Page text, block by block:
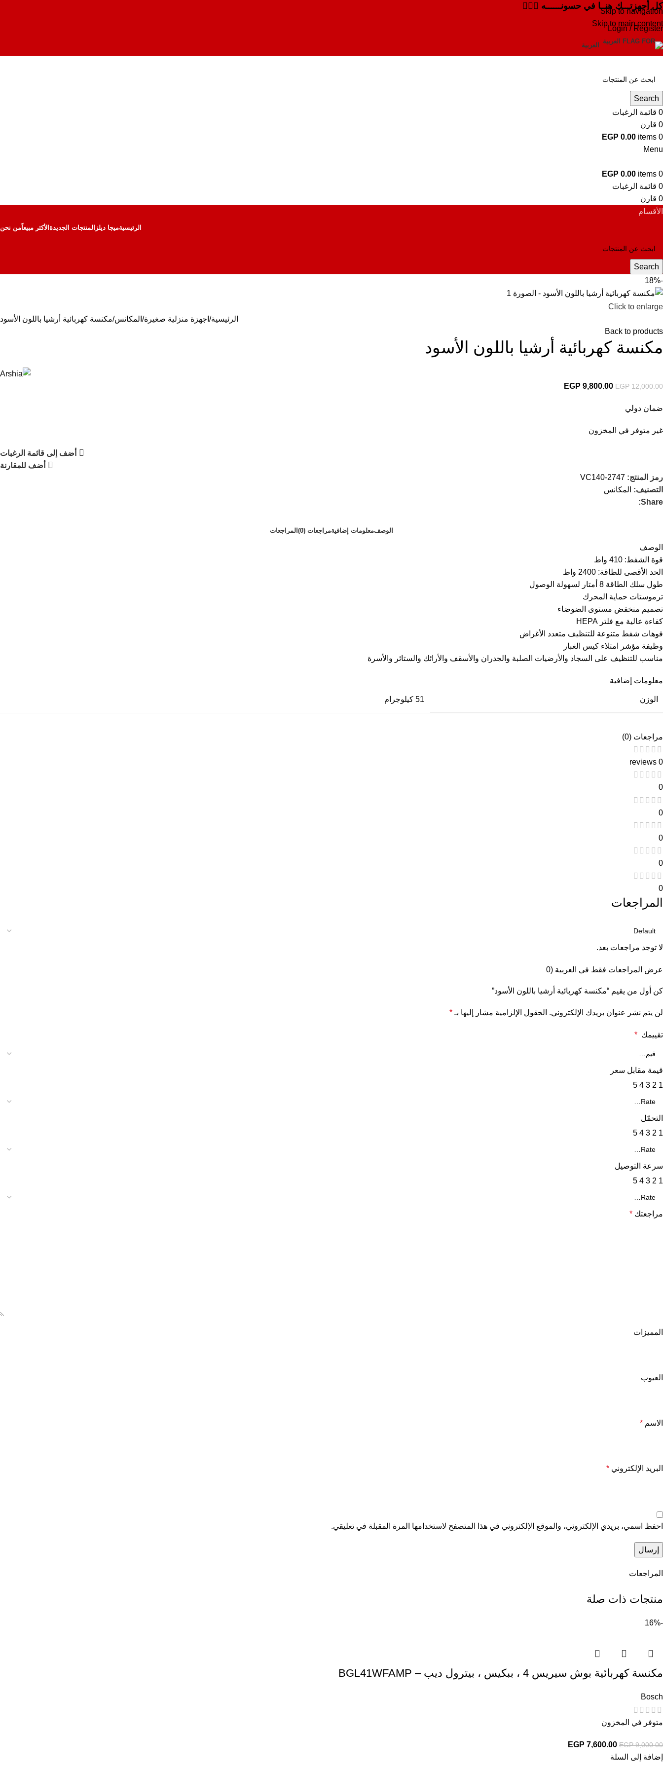
Skip to navigation
Skip to main content
كل أجهزتـــك هنــا في حسونــــــه ✌🏻✨
Login / Register
العربية
Search
0 قائمة الرغبات
0 قارن
0
items
EGP 0.00
Menu
0
items
EGP 0.00
0 قائمة الرغبات
0 قارن
الأقسام
الرئيسيةميجا ديلز المنتجات الجديدة الأكثر مبيعاًمن نحن
Search
-18%
Click to enlarge
الرئيسية اجهزة منزلية صغيرة المكانس مكنسة كهربائية أرشيا باللون الأسود
Back to products
مكنسة كهربائية أرشيا باللون الأسود
EGP12,000.00
EGP 9,800.00
ضمان دولي
غير متوفر في المخزون
أضف إلى قائمة الرغبات
أضف للمقارنة
رمز المنتج: VC140-2747
التصنيف: المكانس
Share:
الوصفمعلومات إضافيةمراجعات (0) المراجعات
الوصف
قوة الشفط: 410 واط
الحد الأقصى للطاقة: 2400 واط
طول سلك الطاقة 8 أمتار لسهولة الوصول
ترموستات حماية المحرك
تصميم منخفض مستوى الضوضاء
كفاءة عالية مع فلتر HEPA
فوهات شفط متنوعة للتنظيف متعدد الأغراض
وظيفة مؤشر امتلاء كيس الغبار
مناسب للتنظيف على السجاد والأرضيات الصلبة والجدران والأسقف والأرائك والستائر والأسرة
معلومات إضافية
الوزن 51 كيلوجرام
مراجعات (0)
0 reviews
0
0
0
0
0
المراجعات
لا توجد مراجعات بعد.
عرض المراجعات فقط في العربية (0
كن أول من يقيم “مكنسة كهربائية أرشيا باللون الأسود”
لن يتم نشر عنوان بريدك الإلكتروني. الحقول الإلزامية مشار إليها بـ *
تقييمك *
قيمة مقابل سعر
1
2
3
4
5
التحمّل
1
2
3
4
5
سرعة التوصيل
1
2
3
4
5
مراجعتك *
المميزات
العيوب
الاسم *
البريد الإلكتروني *
احفظ اسمي، بريدي الإلكتروني، والموقع الإلكتروني في هذا المتصفح لاستخدامها المرة المقبلة في تعليقي.
المراجعات
منتجات ذات صلة
-16%
مكنسة كهربائية بوش سيريس 4 ، ببكيس ، بيترول ديب – BGL41WFAMP
Bosch
متوفر في المخزون
EGP9,000.00
EGP 7,600.00
إضافة إلى السلة